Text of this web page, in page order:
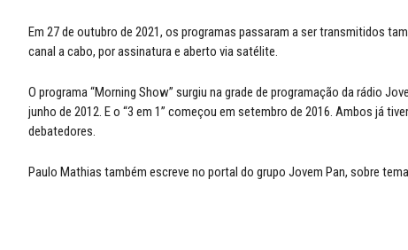
Em 27 de outubro de 2021, os programas passaram a ser transmitidos
canal a cabo, por assinatura e aberto via satélite.
O programa “Morning Show” surgiu na grade de programação da rádio
junho de 2012. E o “3 em 1” começou em setembro de 2016. Ambos já
debatedores.
Paulo Mathias também escreve no portal do grupo Jovem Pan, sobre